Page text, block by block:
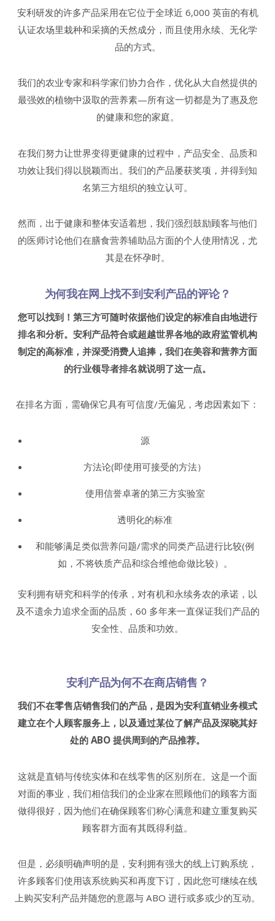
安利研发的许多产品采用在它位于全球近 6,000 英亩的有机
认证农场里栽种和采摘的天然成分，而且使用永续、无化学
品的方式。
我们的农业专家和科学家们协力合作，优化从大自然提供的
最强效的植物中汲取的营养素—所有这一切都是为了惠及您
的健康和您的家庭。
在我们努力让世界变得更健康的过程中，产品安全、品质和
功效让我们得以脱颖而出。我们的产品屡获奖项，并得到知
名第三方组织的独立认可。
然而，出于健康和整体安适着想，我们强烈鼓励顾客与他们
的医师讨论他们在膳食营养辅助品方面的个人使用情况，尤
其是在怀孕时。
为何我在网上找不到安利产品的评论？
您可以找到！第三方可随时依据他们设定的标准自由地进行
排名和分析。安利产品符合或超越世界各地的政府监管机构
制定的高标准，并深受消费人追捧，我们在美容和营养方面
的行业领导者排名就说明了这一点。
在排名方面，需确保它具有可信度/无偏见，考虑因素如下：
源
方法论(即使用可接受的方法）
使用信誉卓著的第三方实验室
透明化的标准
和能够满足类似营养问题/需求的同类产品进行比较(例
如，不将铁质产品和综合维他命做比较）。
安利拥有研究和科学的传承，对有机和永续务农的承诺，以
及不遗余力追求全面的品质，60 多年来一直保证我们产品的
安全性、品质和功效。
安利产品为何不在商店销售？
我们不在零售店销售我们的产品，是因为安利直销业务模式
建立在个人顾客服务上，以及通过某位了解产品及深晓其好
处的 ABO 提供周到的产品推荐。
这就是直销与传统实体和在线零售的区别所在。这是一个面
对面的事业，我们相信我们的企业家在照顾他们的顾客方面
做得很好，因为他们在确保顾客们称心满意和建立重复购买
顾客群方面有其既得利益。
但是，必须明确声明的是，安利拥有强大的线上订购系统，
许多顾客们使用该系统购买和再度下订，因此您可继续在线
上购买安利产品并随您的意愿与 ABO 进行或多或少的互动。